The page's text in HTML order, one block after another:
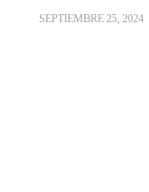
SEPTIEMBRE 25, 2024